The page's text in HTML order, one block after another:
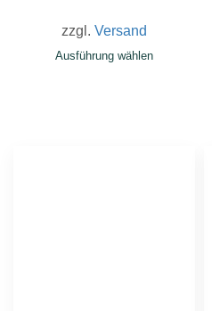
zzgl. Versand
Ausführung wählen